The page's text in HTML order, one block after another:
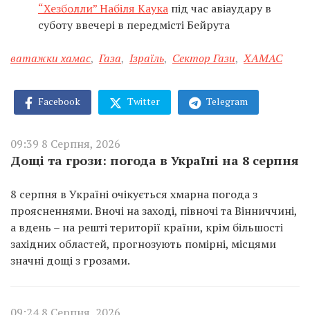
“Хезболли” Набіля Каука під час авіаудару в
суботу ввечері в передмісті Бейрута
ватажки хамас, Газа, Ізраїль, Сектор Гази, ХАМАС
Facebook Twitter Telegram
09:39 8 Серпня, 2026
Дощі та грози: погода в Україні на 8 серпня
8 серпня в Україні очікується хмарна погода з
проясненнями. Вночі на заході, півночі та Вінниччині,
а вдень – на решті території країни, крім більшості
західних областей, прогнозують помірні, місцями
значні дощі з грозами.
09:24 8 Серпня, 2026